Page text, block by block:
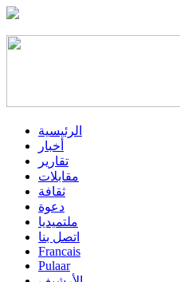
الرئيسية
أخبار
تقارير
مقابلات
ثقافة
دعوة
ملتميديا
اتصل بنا
Francais
Pulaar